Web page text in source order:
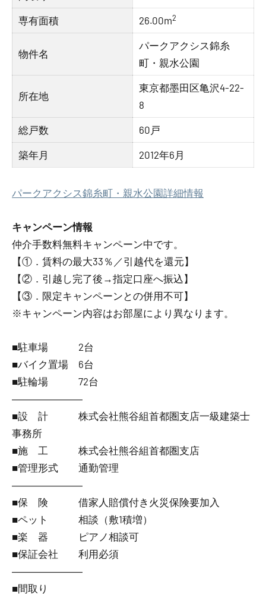
専有面積 26.00m2
物件名
パークアクシス錦糸
町・親水公園
所在地
東京都墨田区亀沢4-22-
8
総戸数 60戸
築年月 2012年6月
パークアクシス錦糸町・親水公園詳細情報
キャンペーン情報
仲介手数料無料キャンペーン中です。
【①．賃料の最大33％／引越代を還元】
【②．引越し完了後→指定口座へ振込】
【③．限定キャンペーンとの併用不可】
※キャンペーン内容はお部屋により異なります。
■駐車場 2台
■バイク置場 6台
■駐輪場 72台
―――――――
■設 計 株式会社熊谷組首都圏支店一級建築士
事務所
■施 工 株式会社熊谷組首都圏支店
■管理形式 通勤管理
―――――――
■保 険 借家人賠償付き火災保険要加入
■ペット 相談（敷1積増）
■楽 器 ピアノ相談可
■保証会社 利用必須
―――――――
■間取り